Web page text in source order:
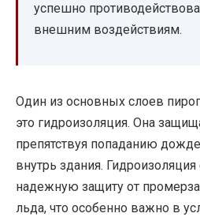
успешно
внешним воздействиям.
Один из основных слоев
это гидроизоляция. Она
препятствуя попаданию
внутрь здания.
надежную защиту от
льда, что особенно важно в